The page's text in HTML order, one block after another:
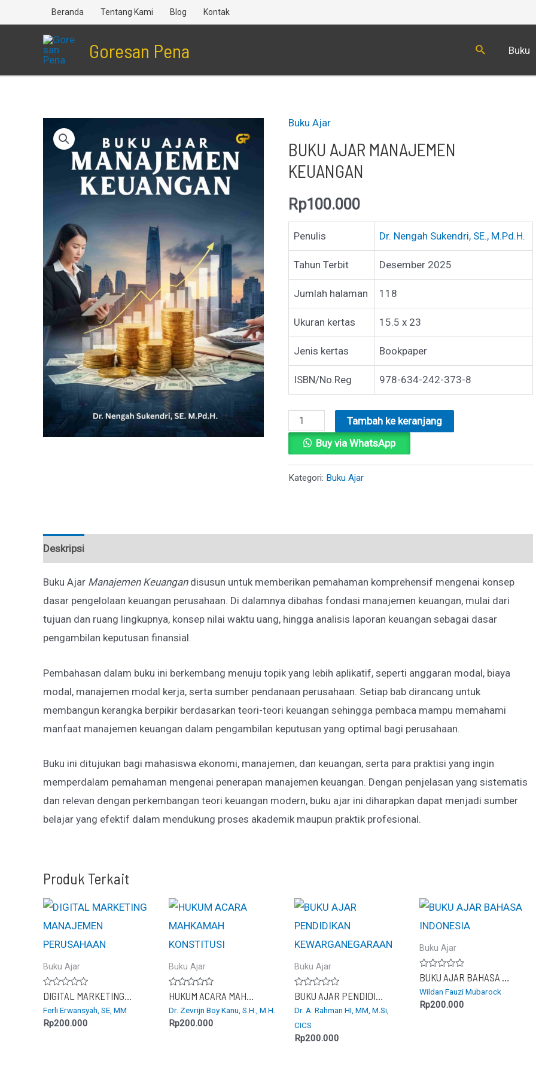
ke
Beranda Tentang Kami Blog Kontak
Goresan Pena Cari Buku
Buku Ajar
BUKU AJAR MANAJEMEN
KEUANGAN
Rp100.000
Penulis Dr. Nengah Sukendri, SE., M.Pd.H.
Tahun Terbit Desember 2025
Jumlah halaman 118
Ukuran kertas 15.5 x 23
Jenis kertas Bookpaper
ISBN/No.Reg 978-634-242-373-8
Kuantitas
BUKU
AJAR
MANAJEMEN
Tambah ke keranjang
Buy via WhatsApp
Kategori: Buku Ajar
Deskripsi
Buku Ajar Manajemen Keuangandisusun untuk memberikan pemahaman komprehensif mengenai konsep
dasar pengelolaan keuangan perusahaan. Di dalamnya dibahas fondasi manajemen keuangan, mulai dari
tujuan dan ruang lingkupnya, konsep nilai waktu uang, hingga analisis laporan keuangan sebagai dasar
pengambilan keputusan finansial.
Pembahasan dalam buku ini berkembang menuju topik yang lebih aplikatif, seperti anggaran modal, biaya
modal, manajemen modal kerja, serta sumber pendanaan perusahaan. Setiap bab dirancang untuk
membangun kerangka berpikir berdasarkan teori-teori keuangan sehingga pembaca mampu memahami
manfaat manajemen keuangan dalam pengambilan keputusan yang optimal bagi perusahaan.
Buku ini ditujukan bagi mahasiswa ekonomi, manajemen, dan keuangan, serta para praktisi yang ingin
memperdalam pemahaman mengenai penerapan manajemen keuangan. Dengan penjelasan yang sistematis
dan relevan dengan perkembangan teori keuangan modern, buku ajar ini diharapkan dapat menjadi sumber
belajar yang efektif dalam mendukung proses akademik maupun praktik profesional.
Produk Terkait
Buku Ajar
Dinilai
0
dari
5
DIGITAL MARKETING MANAJEMEN PERUSAHAAN
Ferli Erwansyah, SE, MM
Rp200.000
Buku Ajar
Dinilai
0
dari
5
HUKUM ACARA MAHKAMAH KONSTITUSI
Dr. Zevrijn Boy Kanu, S.H., M.H.
Rp200.000
Buku Ajar
Dinilai
0
dari
BUKU AJAR PENDIDIKAN KEWARGANEGARAAN
Dr. A. Rahman HI, MM, M.Si,
CICS
Rp200.000
Buku Ajar
Dinilai
0
dari
5
BUKU AJAR BAHASA INDONESIA
Wildan Fauzi Mubarock
Rp200.000